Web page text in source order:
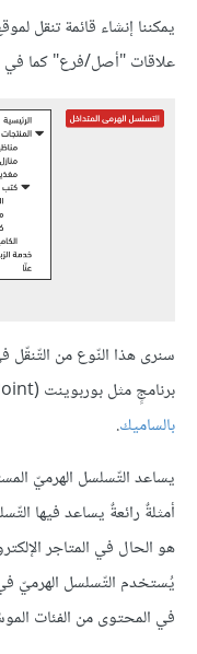
يمكننا إنشاء قائمة تنقل
علاقات "أصل/فرع" كما في
سنرى هذا النّوع من التّنقّل
برنامجٍ مثل بوربوينت (PowerPoint)، أو كينوت (keynote)، أو حتى
بالساميك.
يساعد التّسلسل الهرميّ
أمثلةٌ رائعةٌ يساعد فيها
يُستخدم التّسلسل الهرميّ
في المحتوى من الفئات